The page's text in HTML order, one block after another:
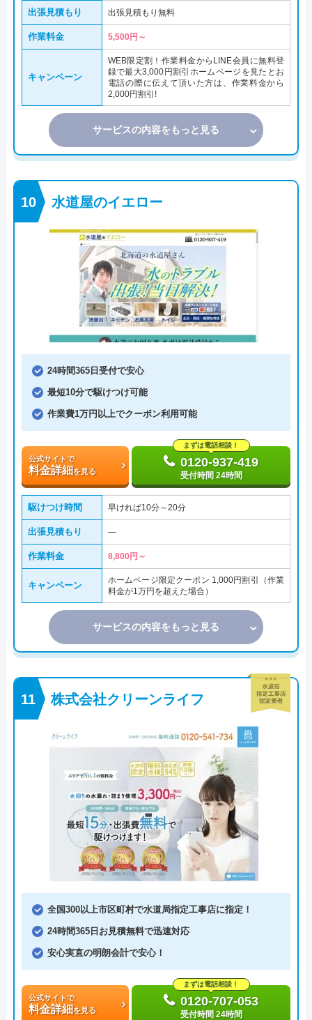
出張見積もり 出張見積もり無料
作業料金 5,500円～
キャンペーン
WEB限定割！作業料金からLINE会員に無料登
録で最大3,000円割引ホームページを見たとお
電話の際に伝えて頂いた方は、作業料金から
2,000円割引!
サービスの内容をもっと見る
水道屋のイエロー
24時間365日受付で安心
最短10分で駆けつけ可能
作業費1万円以上でクーポン利用可能
公式サイトで
料金詳細を見る
まずは電話相談！
0120-937-419
受付時間 24時間
駆けつけ時間 早ければ10分～20分
出張見積もり ―
作業料金 8,800円～
キャンペーン
ホームページ限定クーポン 1,000円割引（作業
料金が1万円を超えた場合）
サービスの内容をもっと見る
株式会社クリーンライフ
全国300以上市区町村で水道局指定工事店に指定！
24時間365日お見積無料で迅速対応
安心実直の明朗会計で安心！
公式サイトで
料金詳細を見る
まずは電話相談！
0120-707-053
受付時間 24時間